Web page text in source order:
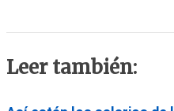
Leer también: